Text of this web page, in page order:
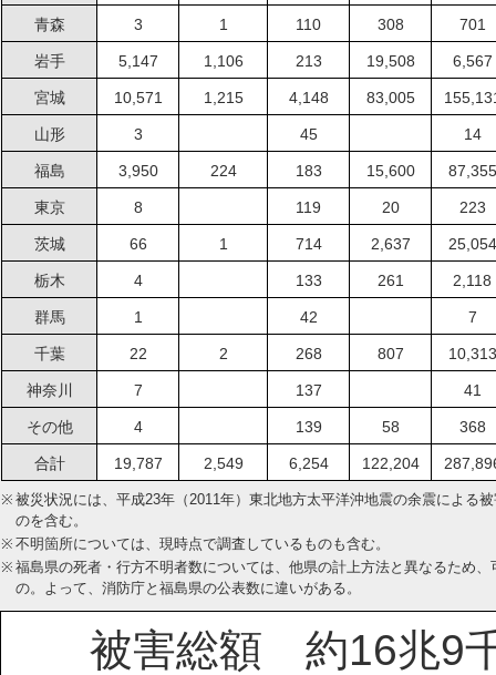
青森 3 1 110 308 701
岩手 5,147 1,106 213 19,508 6,567
宮城 10,571 1,215 4,148 83,005
山形 3 45 14
福島 3,950 224 183 15,600 87,355
東京 8 119 20 223
茨城 66 1 714 2,637 25,054
栃木 4 133 261 2,118
群馬 1 42 7
千葉 22 2 268 807 10,313
神奈川 7 137 41
その他 4 139 58 368
合計 19,787 2,549 6,254 122,204
※ 被災状況には、平成23年（2011年）東北地方太平洋沖地震の余震による
のを含む。
※ 不明箇所については、現時点で調査しているものも含む。
※ 福島県の死者・行方不明者数については、他県の計上方法と異なるため
の。よって、消防庁と福島県の公表数に違いがある。
被害総額 約16兆9